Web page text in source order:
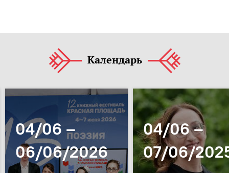
Календарь
04/06 –
06/06/2026
04/06 –
07/06/